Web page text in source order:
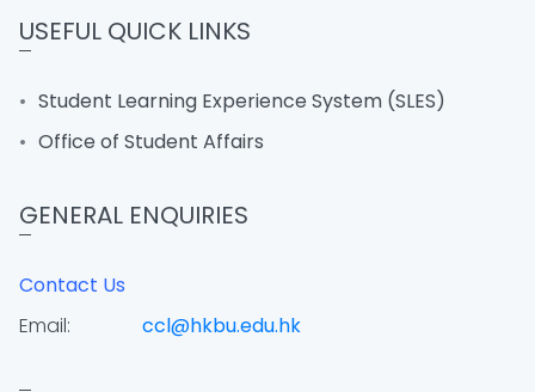
USEFUL QUICK LINKS
Student Learning Experience System (SLES)
Office of Student Affairs
GENERAL ENQUIRIES
Contact Us
Email:
ccl@hkbu.edu.hk